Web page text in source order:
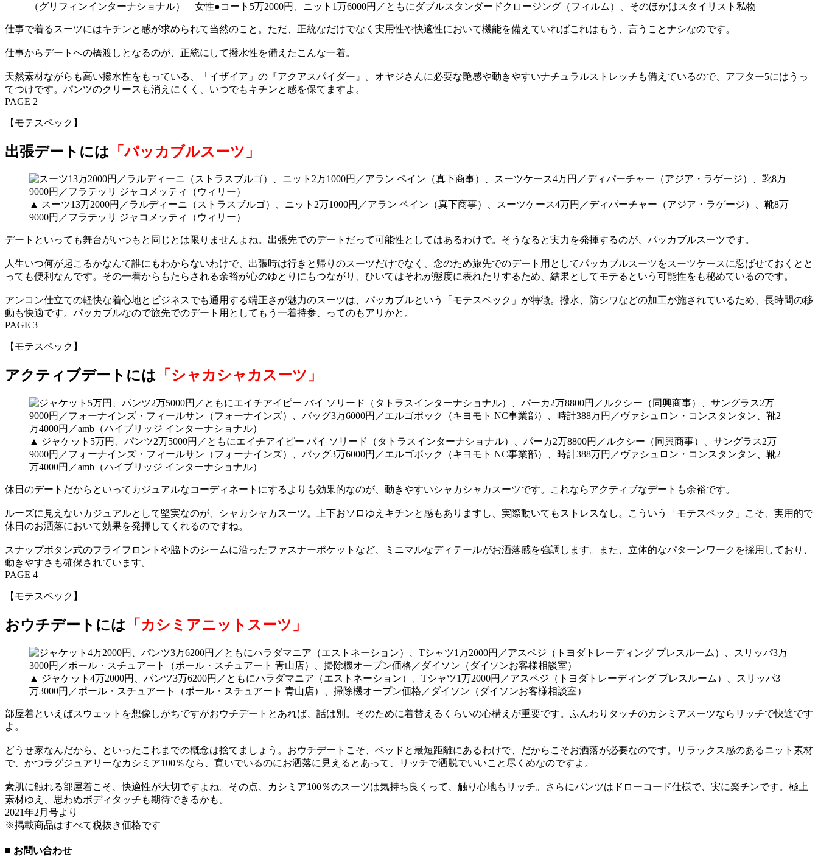
（グリフィンインターナショナル） 女性●コート5万2000円、ニット1万6000円／ともにダブルスタンダードクロージング（フィルム）、そのほかはスタイリスト私物
仕事で着るスーツにはキチンと感が求められて当然のこと。ただ、正統なだけでなく実用性や快適性において機能を備えていればこれはもう、言うことナシなのです。
仕事からデートへの橋渡しとなるのが、正統にして撥水性を備えたこんな一着。
天然素材ながらも高い撥水性をもっている、「イザイア」の『アクアスパイダー』。オヤジさんに必要な艶感や動きやすいナチュラルストレッチも備えているので、アフター5にはうっ
てつけです。パンツのクリースも消えにくく、いつでもキチンと感を保てますよ。
PAGE 2
【モテスペック】
出張デートには 「パッカブルスーツ」
▲ スーツ13万2000円／ラルディーニ（ストラスブルゴ）、ニット2万1000円／アラン ペイン（真下商事）、スーツケース4万円／ディパーチャー（アジア・ラゲージ）、靴8万
9000円／フラテッリ ジャコメッティ（ウィリー）
デートといっても舞台がいつもと同じとは限りませんよね。出張先でのデートだって可能性としてはあるわけで。そうなると実力を発揮するのが、パッカブルスーツです。
人生いつ何が起こるかなんて誰にもわからないわけで、出張時は行きと帰りのスーツだけでなく、念のため旅先でのデート用としてパッカブルスーツをスーツケースに忍ばせておくとと
っても便利なんです。その一着からもたらされる余裕が心のゆとりにもつながり、ひいてはそれが態度に表れたりするため、結果としてモテるという可能性をも秘めているのです。
アンコン仕立ての軽快な着心地とビジネスでも通用する端正さが魅力のスーツは、パッカブルという「モテスペック」が特徴。撥水、防シワなどの加工が施されているため、長時間の移
動も快適です。パッカブルなので旅先でのデート用としてもう一着持参、ってのもアリかと。
PAGE 3
【モテスペック】
アクティブデートには 「シャカシャカスーツ」
▲ ジャケット5万円、パンツ2万5000円／ともにエイチアイピー バイ ソリード（タトラスインターナショナル）、パーカ2万8800円／ルクシー（同興商事）、サングラス2万
9000円／フォーナインズ・フィールサン（フォーナインズ）、バッグ3万6000円／エルゴポック（キヨモト NC事業部）、時計388万円／ヴァシュロン・コンスタンタン、靴2
万4000円／amb（ハイブリッジ インターナショナル）
休日のデートだからといってカジュアルなコーディネートにするよりも効果的なのが、動きやすいシャカシャカスーツです。これならアクティブなデートも余裕です。
ルーズに見えないカジュアルとして堅実なのが、シャカシャカスーツ。上下おソロゆえキチンと感もありますし、実際動いてもストレスなし。こういう「モテスペック」こそ、実用的で
休日のお洒落において効果を発揮してくれるのですね。
スナップボタン式のフライフロントや脇下のシームに沿ったファスナーポケットなど、ミニマルなディテールがお洒落感を強調します。また、立体的なパターンワークを採用しており、
動きやすさも確保されています。
PAGE 4
【モテスペック】
おウチデートには 「カシミアニットスーツ」
▲ ジャケット4万2000円、パンツ3万6200円／ともにハラダマニア（エストネーション）、Tシャツ1万2000円／アスペジ（トヨダトレーディング プレスルーム）、スリッパ3
万3000円／ポール・スチュアート（ポール・スチュアート 青山店）、掃除機オープン価格／ダイソン（ダイソンお客様相談室）
部屋着といえばスウェットを想像しがちですがおウチデートとあれば、話は別。そのために着替えるくらいの心構えが重要です。ふんわりタッチのカシミアスーツならリッチで快適です
よ。
どうせ家なんだから、といったこれまでの概念は捨てましょう。おウチデートこそ、ベッドと最短距離にあるわけで、だからこそお洒落が必要なのです。リラックス感のあるニット素材
で、かつラグジュアリーなカシミア100％なら、寛いでいるのにお洒落に見えるとあって、リッチで洒脱でいいこと尽くめなのですよ。
素肌に触れる部屋着こそ、快適性が大切ですよね。その点、カシミア100％のスーツは気持ち良くって、触り心地もリッチ。さらにパンツはドローコード仕様で、実に楽チンです。極上
素材ゆえ、思わぬボディタッチも期待できるかも。
2021年2月号より
※掲載商品はすべて税抜き価格です
■ お問い合わせ